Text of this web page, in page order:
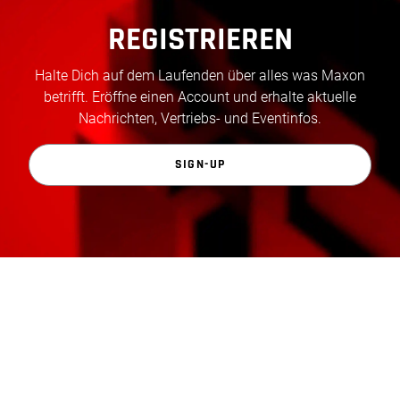
REGISTRIEREN
Halte Dich auf dem Laufenden über alles was Maxon
betrifft. Eröffne einen Account und erhalte aktuelle
Nachrichten, Vertriebs- und Eventinfos.
SIGN-UP